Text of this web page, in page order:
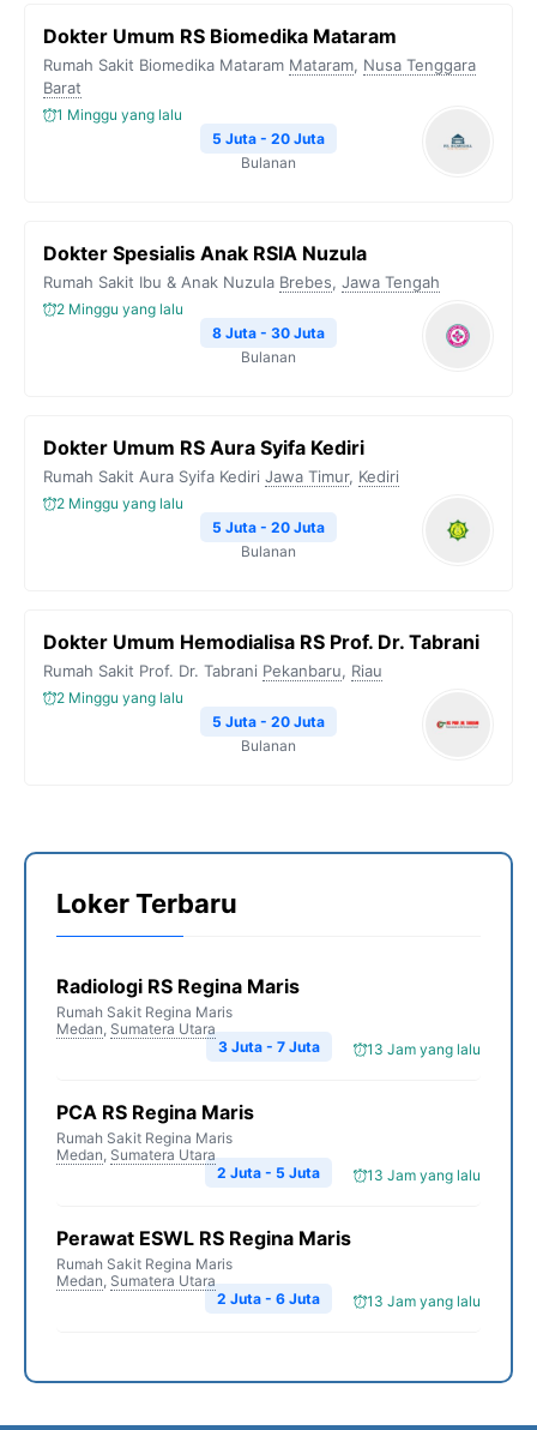
Dokter Umum RS Biomedika Mataram
Rumah Sakit Biomedika Mataram Mataram, Nusa Tenggara
Barat
1 Minggu yang lalu
5 Juta - 20 Juta
Bulanan
Dokter Spesialis Anak RSIA Nuzula
Rumah Sakit Ibu & Anak Nuzula Brebes, Jawa Tengah
2 Minggu yang lalu
8 Juta - 30 Juta
Bulanan
Dokter Umum RS Aura Syifa Kediri
Rumah Sakit Aura Syifa Kediri Jawa Timur, Kediri
2 Minggu yang lalu
5 Juta - 20 Juta
Bulanan
Dokter Umum Hemodialisa RS Prof. Dr. Tabrani
Rumah Sakit Prof. Dr. Tabrani Pekanbaru, Riau
2 Minggu yang lalu
5 Juta - 20 Juta
Bulanan
Loker Terbaru
Radiologi RS Regina Maris
Rumah Sakit Regina Maris
Medan, Sumatera Utara
13 Jam yang lalu
3 Juta - 7 Juta
PCA RS Regina Maris
Rumah Sakit Regina Maris
Medan, Sumatera Utara
13 Jam yang lalu
2 Juta - 5 Juta
Perawat ESWL RS Regina Maris
Rumah Sakit Regina Maris
Medan, Sumatera Utara
13 Jam yang lalu
2 Juta - 6 Juta